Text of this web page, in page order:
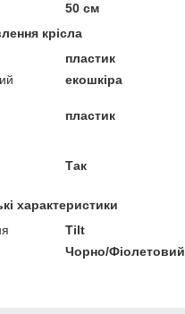
50 см
крісла
пластик
екошкіра
пластик
Так
характеристики
Tilt
Чорно/Фіолетовий